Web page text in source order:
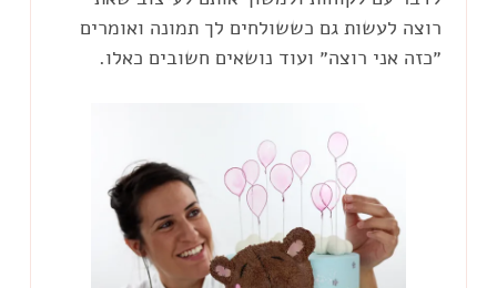
רוצה לעשות גם כששולחים לך תמונה ואומרים
״כזה אני רוצה״ ועוד נושאים חשובים כאלו.